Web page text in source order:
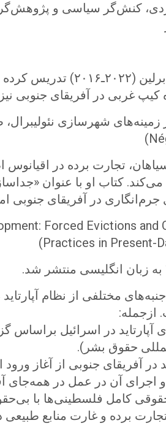
کنش‌گر سیاسی و
در دانشگاه آزاد
کیپ غربی در آفریقای جنوبی
شهرسازی نئولیبرال،
تجارت برده در
کتاب او با عنوان
در آفریقای جنوبی
Forced Evictions and
Practices in Present-
مختلفی از نظام
آپارتاید در اسرائیل
حقوق بشر).‏
در آفریقای جنوبی از آغاز
و اجرای آن در عمل در همه‌جای
کامل فلسطینی‌ها با
تجارت برده و غارت منابع